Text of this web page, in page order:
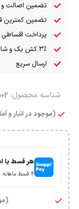
تضمین اصالت و
تضمین کمترین
پرداخت اقساطی
۳٪ کش بک و شارژ کیف پول
ارسال سریع
شناسه محصول:
(موجود در انبار و
هر قسط با
۴ قسط ماهانه. بدون سود، چک و ضامن.